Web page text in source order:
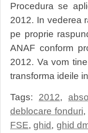
Procedura se
2012. In vederea
pe proprie
ANAF conform
2012. Va vom
transforma ideile
Tags: 2012,
deblocare fonduri,
FSE,ghid, ghid